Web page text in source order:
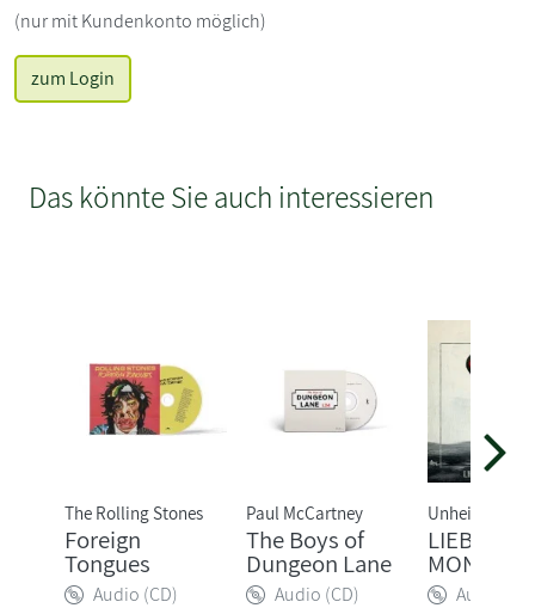
(nur mit Kundenkonto möglich)
zum Login
Das könnte Sie auch interessieren
The Rolling Stones
Foreign
Tongues
Audio (CD)
Paul McCartney
The Boys of
Dungeon Lane
Audio (CD)
Unheilig
LIEBE
MONSTER
Audio